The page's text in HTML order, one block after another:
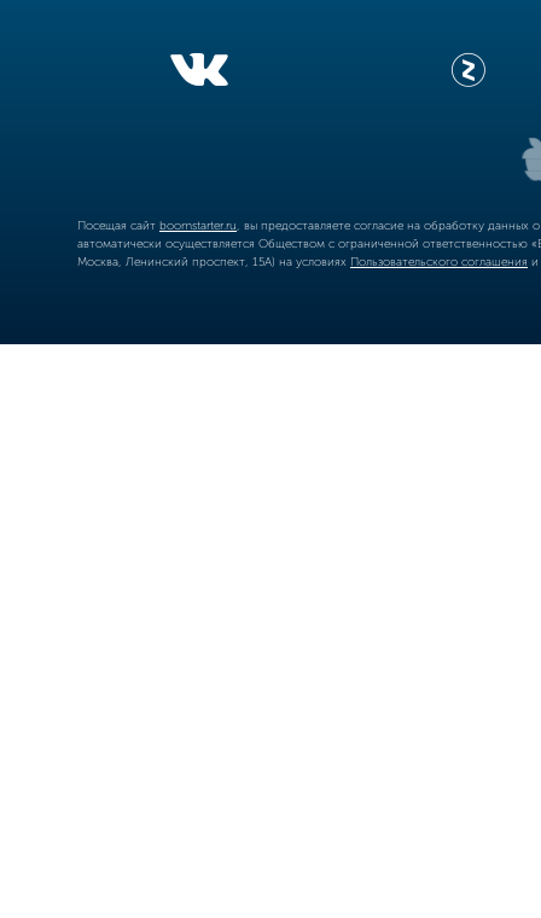
Посещая сайт boomstarter.ru , вы предоставляете согласие на обработку
автоматически осуществляется Обществом с ограниченной
Москва, Ленинский проспект, 15А) на условиях Пользовательского соглашения и